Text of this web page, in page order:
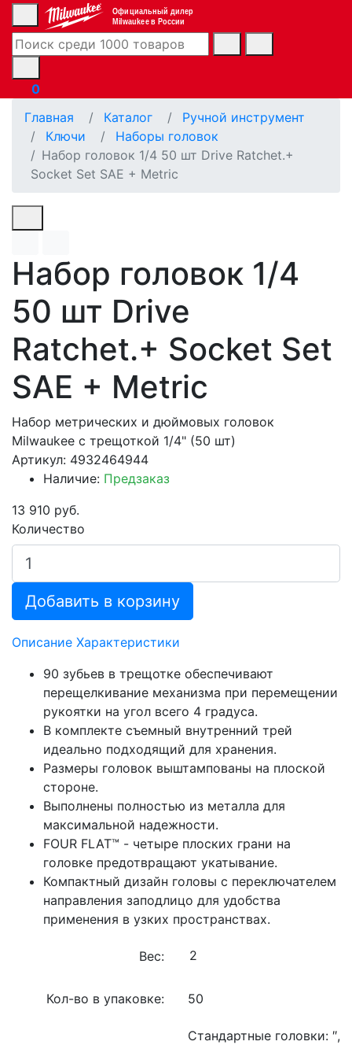
Официальный дилер
Milwaukee в России
0
Главная
Каталог
Ручной инструмент
Ключи
Наборы головок
Набор головок 1/4 50 шт Drive Ratchet.+
Socket Set SAE + Metric
Набор головок 1/4
50 шт Drive
Ratchet.+ Socket Set
SAE + Metric
Набор метрических и дюймовых головок
Milwaukee с трещоткой 1/4" (50 шт)
Артикул: 4932464944
Наличие: Предзаказ
13 910 руб.
Количество
Добавить в корзину
Описание Характеристики
90 зубьев в трещотке обеспечивают
перещелкивание механизма при перемещении
рукоятки на угол всего 4 градуса.
В комплекте съемный внутренний трей
идеально подходящий для хранения.
Размеры головок выштампованы на плоской
стороне.
Выполнены полностью из металла для
максимальной надежности.
FOUR FLAT™ - четыре плоских грани на
головке предотвращают укатывание.
Компактный дизайн головы с переключателем
направления заподлицо для удобства
применения в узких пространствах.
Вес:
Кол-во в упаковке: 50
Стандартные головки: ″,